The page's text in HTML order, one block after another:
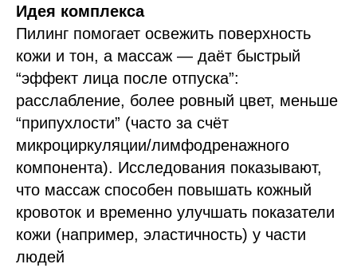
Идея комплекса
Пилинг помогает освежить поверхность
кожи и тон, а массаж — даёт быстрый
“эффект лица после отпуска”:
расслабление, более ровный цвет, меньше
“припухлости” (часто за счёт
микроциркуляции/лимфодренажного
компонента). Исследования показывают,
что массаж способен повышать кожный
кровоток и временно улучшать показатели
кожи (например, эластичность) у части
людей